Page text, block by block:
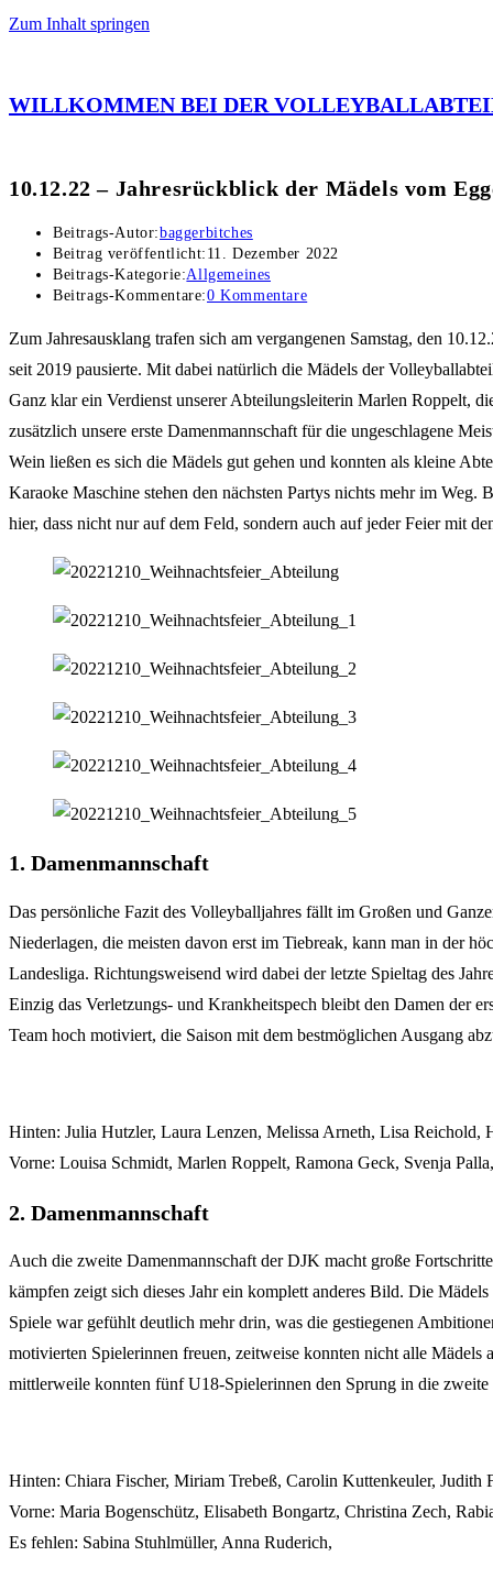
Zum Inhalt springen
WILLKOMMEN BEI DER
10.12.22 – Jahresrückblick der Mädels vom
Beitrags-Autor:baggerbitches
Beitrag veröffentlicht: 11. Dezember 2022
Beitrags-Kategorie:Allgemeines
Beitrags-Kommentare:0 Kommentare
Zum Jahresausklang trafen sich am vergangenen Samstag, den
seit 2019 pausierte. Mit dabei natürlich die Mädels der
Ganz klar ein Verdienst unserer Abteilungsleiterin Marlen Roppelt,
zusätzlich unsere erste Damenmannschaft für die ungeschlagene
Wein ließen es sich die Mädels gut gehen und konnten als kleine
Karaoke Maschine stehen den nächsten Partys nichts mehr im
hier, dass nicht nur auf dem Feld, sondern auch auf jeder Feier mit
1. Damenmannschaft
Das persönliche Fazit des Volleyballjahres fällt im Großen und
Niederlagen, die meisten davon erst im Tiebreak, kann man in der
Landesliga. Richtungsweisend wird dabei der letzte Spieltag des
Einzig das Verletzungs- und Krankheitspech bleibt den Damen der
Team hoch motiviert, die Saison mit dem bestmöglichen Ausgang
Hinten: Julia Hutzler, Laura Lenzen, Melissa Arneth, Lisa
Vorne: Louisa Schmidt, Marlen Roppelt, Ramona Geck, Svenja
2. Damenmannschaft
Auch die zweite Damenmannschaft der DJK macht große
kämpfen zeigt sich dieses Jahr ein komplett anderes Bild. Die
Spiele war gefühlt deutlich mehr drin, was die gestiegenen
motivierten Spielerinnen freuen, zeitweise konnten nicht alle Mädels
mittlerweile konnten fünf U18-Spielerinnen den Sprung in die zweite
Hinten: Chiara Fischer, Miriam Trebeß, Carolin Kuttenkeuler, Judith
Vorne: Maria Bogenschütz, Elisabeth Bongartz, Christina Zech,
Es fehlen: Sabina Stuhlmüller, Anna Ruderich,